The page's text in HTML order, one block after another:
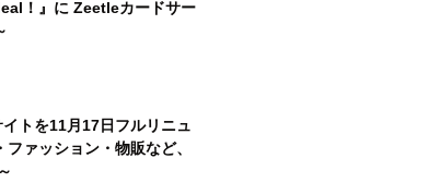
！』に Zeetleカードサー
トを11月17日フルリニュ
ァッション・物販など、